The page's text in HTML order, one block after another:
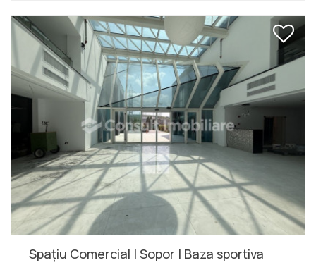
are suprafață utila de 246,49 mp. Imobilul a fost
renovat în totalitate în 2017, inclusiv instalațiile,
amenajarea facandu-se împreună cu designer iar
pentru finisare s-au folosit materiale de înaltă calitate.
Compartimentarea este flexibila, la momentul actual
dispunand de: recepție și spațiu depozitare la parter,
Spațiu Comercial | Sopor | Baza sportiva